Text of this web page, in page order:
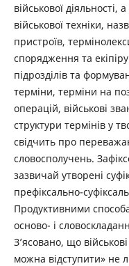
військової діяльності,
військової техніки,
пристроїв,
спорядження та
підрозділів та
терміни, терміни на
операцій, військові
структури термінів у
свідчить про
словосполучень.
зазвичай утворені
префіксально-
Продуктивними
осново- і
З’ясовано, що
можна відступити» не